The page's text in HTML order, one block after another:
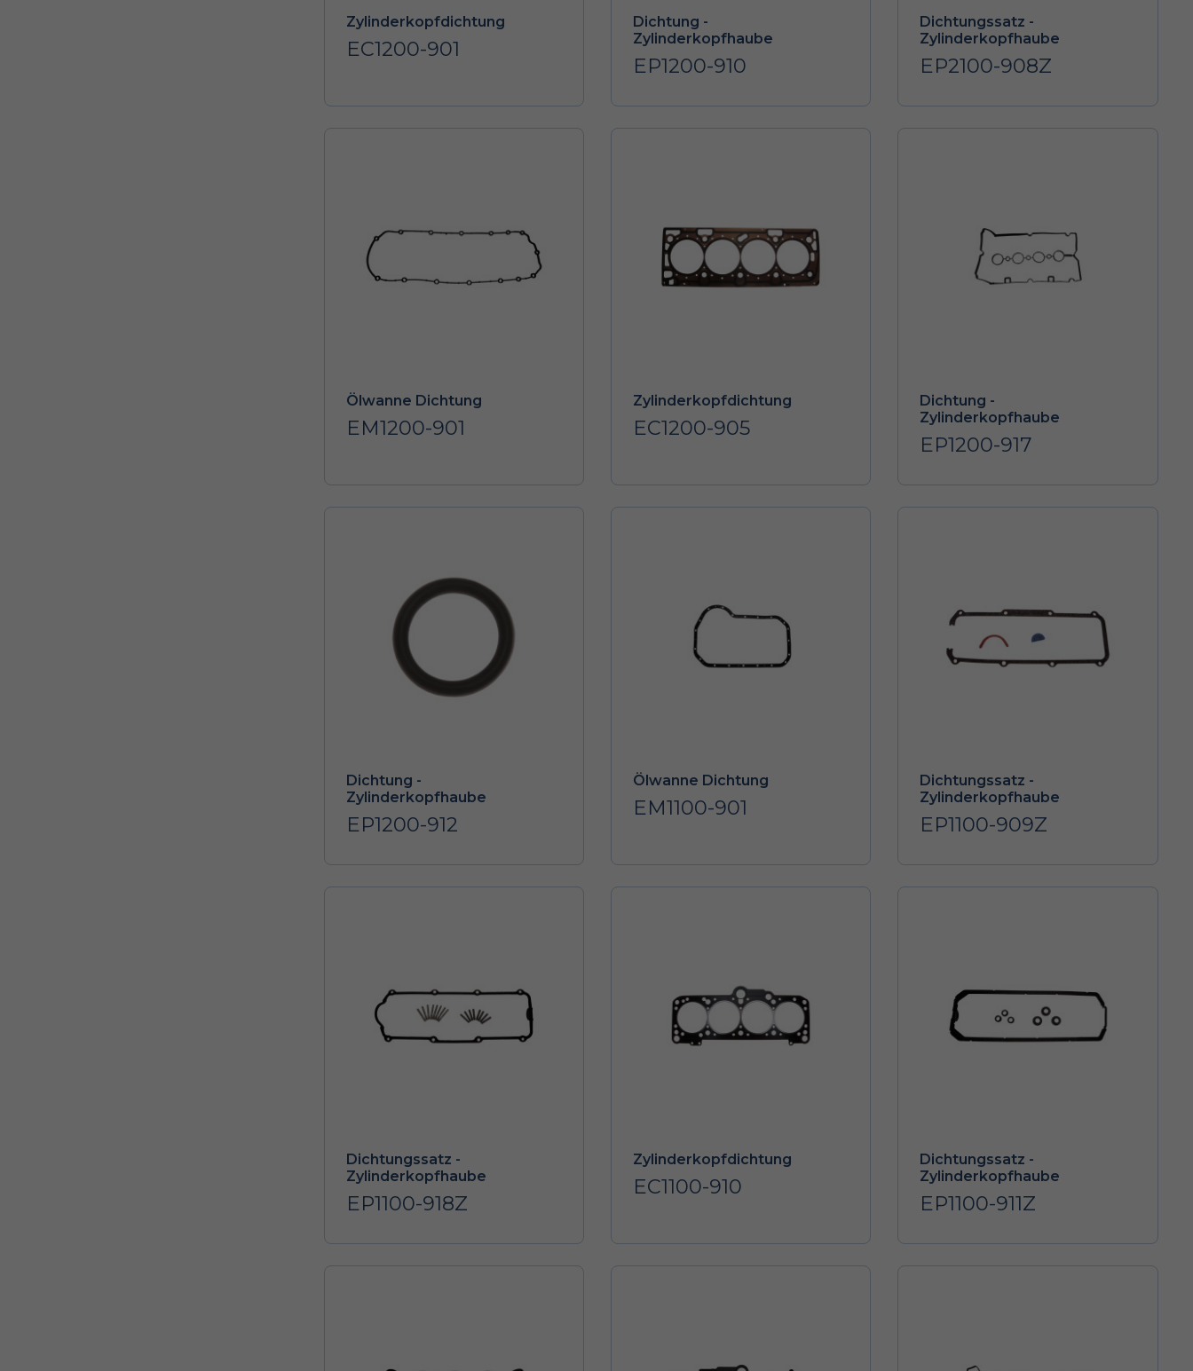
Zylinderkopfdichtung
EC1200-901
Dichtung -
Zylinderkopfhaube
EP1200-910
Dichtungssatz -
Zylinderkopfhaube
EP2100-908Z
Ölwanne Dichtung
EM1200-901
Zylinderkopfdichtung
EC1200-905
Dichtung -
Zylinderkopfhaube
EP1200-917
Dichtung -
Zylinderkopfhaube
EP1200-912
Ölwanne Dichtung
EM1100-901
Dichtungssatz -
Zylinderkopfhaube
EP1100-909Z
Dichtungssatz -
Zylinderkopfhaube
EP1100-918Z
Zylinderkopfdichtung
EC1100-910
Dichtungssatz -
Zylinderkopfhaube
EP1100-911Z